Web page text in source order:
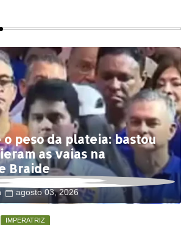
peso da plateia: bastou
as vaias na
Braide
agosto 03, 2026
IMPERATRIZ